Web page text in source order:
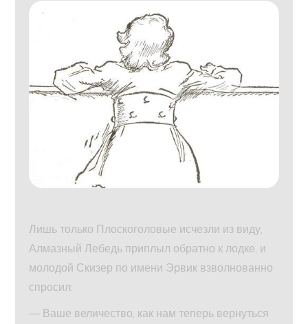
Лишь только Плоскоголовые исчезли из виду,
Алмазный Лебедь приплыл обратно к лодке, и
молодой Скизер по имени Эрвик взволнованно
спросил:
— Ваше величество, как нам теперь вернуться